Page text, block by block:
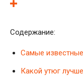
Содержание:
Самые
Какой утюг